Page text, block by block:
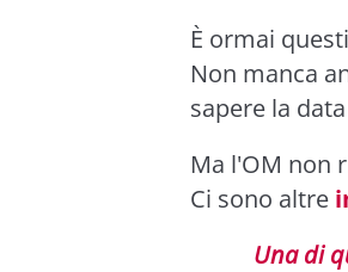
È ormai
Non manca
sapere la
Ma l'OM non
Ci sono altre
Una di